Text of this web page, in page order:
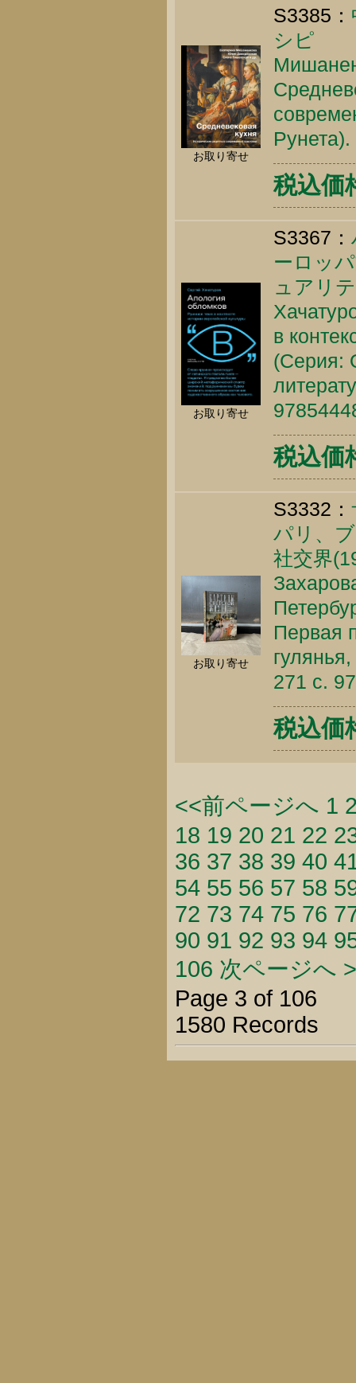
お取り寄せ
S3385：
シピ
税込価
お取り寄せ
S3367：
ーロッ
ュアリ
в
(Серия:
税込価
お取り寄せ
S3332：
パリ、
社交界
Первая
271 c.
税込価
<<前ページへ 1
18 19 20 21 22
36 37 38 39 40
54 55 56 57 58
72 73 74 75 76
90 91 92 93 94
106 次ページへ
Page 3 of 106
1580 Records